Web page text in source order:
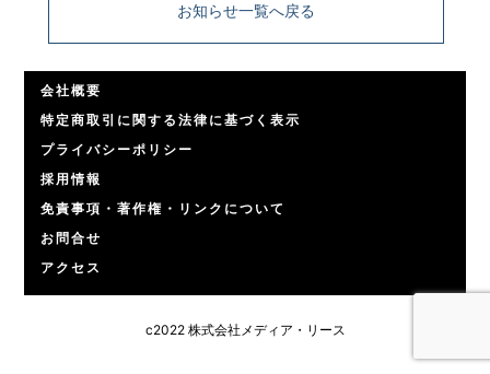
お知らせ一覧へ戻る
会社概要
特定商取引に関する法律に基づく表示
プライバシーポリシー
採用情報
免責事項・著作権・リンクについて
お問合せ
アクセス
c2022 株式会社メディア・リース